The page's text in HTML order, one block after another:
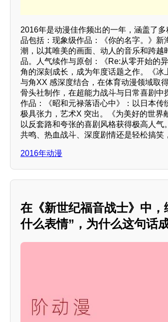
2016年是动漫佳作频出的一年，涵盖了
品包括：现象级作品：《你的名字。》
潮，以其唯美的画面、动人的音乐和跨
品。人气续作与原创：《Re:从零开始的
角的深刻成长，成为年度话题之作。《
与角XX 感深度结合，在体育动漫领域取
骨头社制作，在超能力战斗与日常喜剧
作品：《昭和元禄落语心中》：以日本传
极具张力，艺术X 突出。《为美好的世界
以反套路和夸张的喜剧风格获得极高人
共鸣、热血战斗、深度剧情还是轻松搞笑
2016年动漫
在《新世纪福音战士》中
什么表情”，为什么这句话